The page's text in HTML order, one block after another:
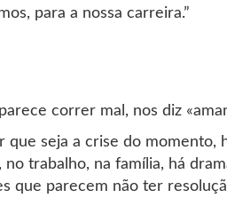
para a nossa carreira.”
correr mal, nos diz
seja a crise do
trabalho, na família, há
que parecem não ter